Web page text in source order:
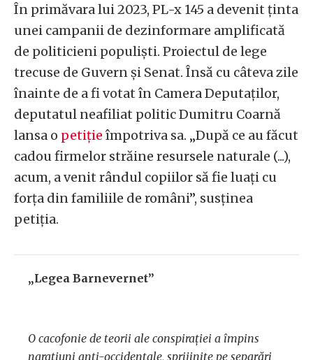
În primăvara lui 2023, PL-x 145 a devenit ținta
unei campanii de dezinformare amplificată
de politicieni populiști. Proiectul de lege
trecuse de Guvern și Senat. Însă cu câteva zile
înainte de a fi votat în Camera Deputaților,
deputatul neafiliat politic Dumitru Coarnă
lansa o petiție împotriva sa. „După ce au făcut
cadou firmelor străine resursele naturale (...),
acum, a venit rândul copiilor să fie luați cu
forța din familiile de români”, susținea
petiția.
„Legea Barnevernet”
O cacofonie de teorii ale conspirației a împins
narațiuni anti-occidentale, sprijinite pe separări